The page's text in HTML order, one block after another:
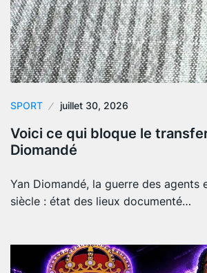
SPORT juillet 30, 2026
Voici ce qui bloque le
Diomandé
Yan Diomandé, la guerre des agents
siècle : état des lieux documenté…